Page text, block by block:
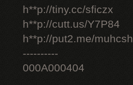
h**p://tiny.cc/sficzx
h**p://cutt.us/Y7P84
h**p://put2.me/muhcsh
----------
000A000404